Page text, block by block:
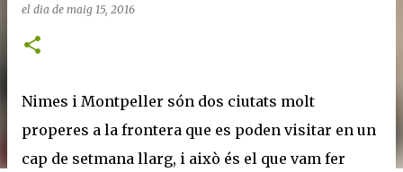
el dia de maig 15, 2016
Nimes i Montpeller són dos ciutats molt
properes a la frontera que es poden visitar en un
cap de setmana llarg, i això és el que vam fer